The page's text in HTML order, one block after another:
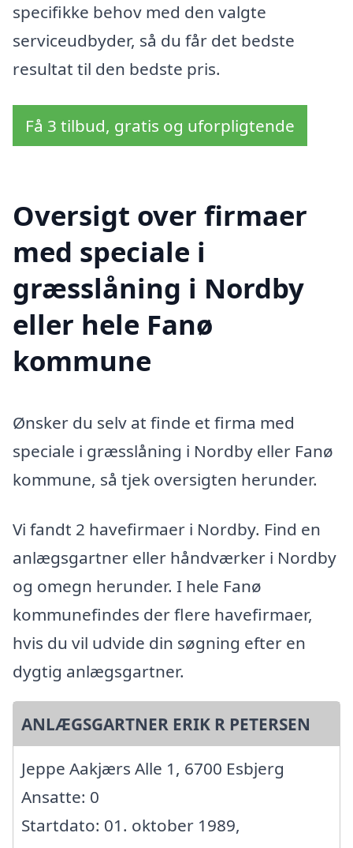
specifikke behov med den valgte
serviceudbyder, så du får det bedste
resultat til den bedste pris.
Få 3 tilbud, gratis og uforpligtende
Oversigt over firmaer
med speciale i
græsslåning i Nordby
eller hele Fanø
kommune
Ønsker du selv at finde et firma med
speciale i græsslåning i Nordby eller Fanø
kommune, så tjek oversigten herunder.
Vi fandt 2 havefirmaer i Nordby. Find en
anlægsgartner eller håndværker i Nordby
og omegn herunder. I hele Fanø
kommunefindes der flere havefirmaer,
hvis du vil udvide din søgning efter en
dygtig anlægsgartner.
ANLÆGSGARTNER ERIK R PETERSEN
Jeppe Aakjærs Alle 1, 6700 Esbjerg
Ansatte: 0
Startdato: 01. oktober 1989,